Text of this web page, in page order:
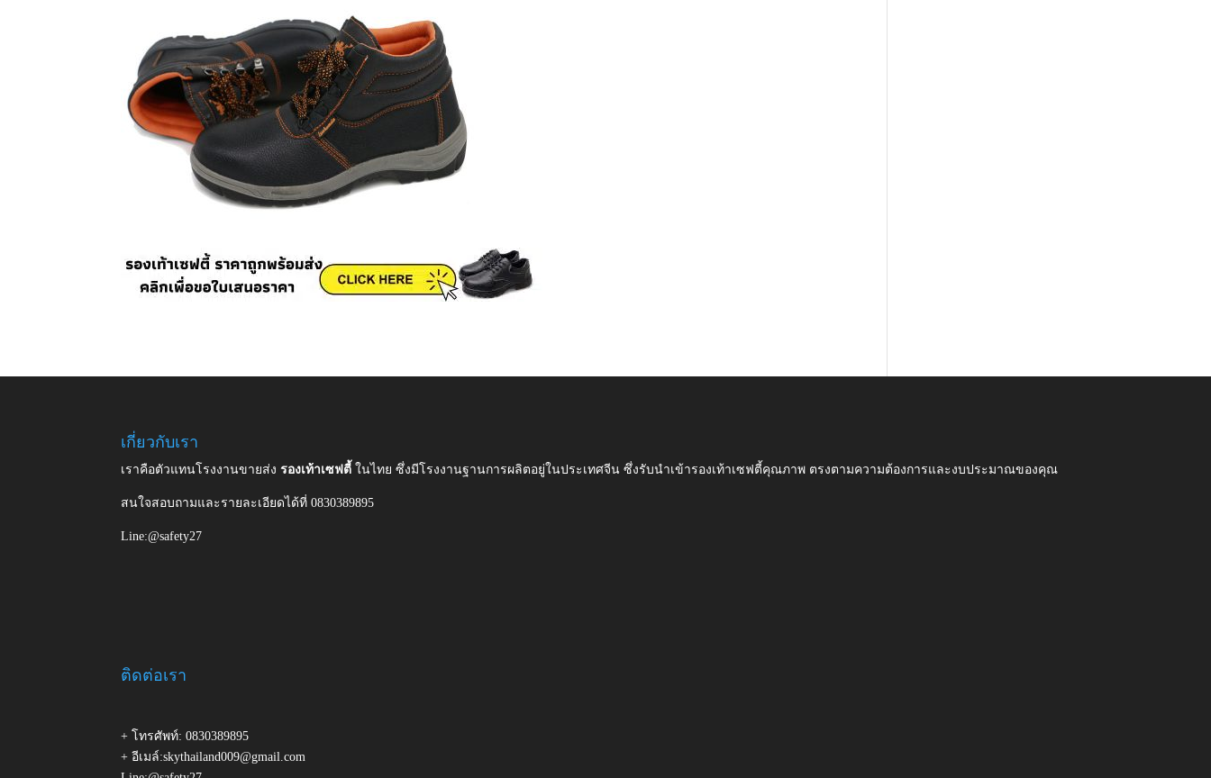
เกี่ยวกับเรา
เราคือตัวแทนโรงงานขายส่งรองเท้าเซฟตี้ในไทย ซึ่งมีโรงงานฐานการผลิตอยู่ในประเทศจีน ซึ่งรับนำเข้ารองเท้าเซฟตี้คุณภาพ ตรงตามความต้องการและงบประมาณของคุณ
สนใจสอบถามและรายละเอียดได้ที่ 0830389895
Line:@safety27
ติดต่อเรา
+ โทรศัพท์: 0830389895
+ อีเมล์:skythailand009@gmail.com